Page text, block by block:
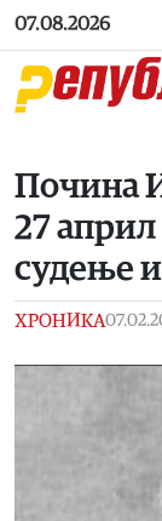
Skip to main content
07.08.2026
Почина
27
судење
ХРОНИКА